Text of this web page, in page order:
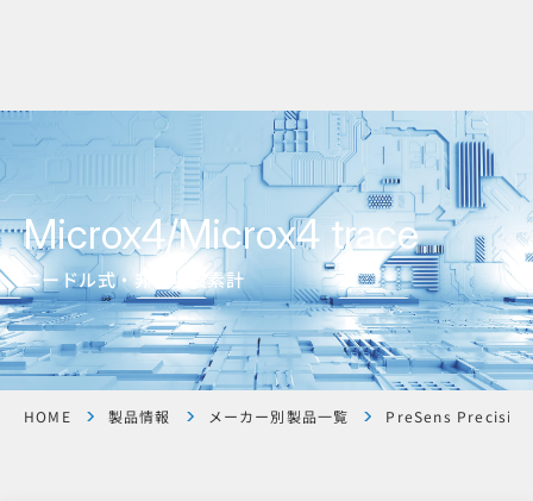
Microx4/Microx4 trace
ニードル式・非破壊酸素計
HOME 製品情報 メーカー別製品一覧 PreSens